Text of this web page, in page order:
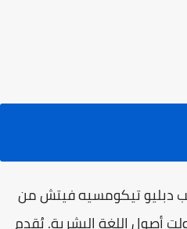
دبليو تيكومسيه فيتش من
أصول اللغة البشرية. يُقدم